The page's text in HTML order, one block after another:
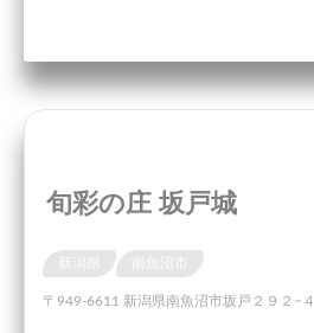
旬彩の庄 坂戸城
〒949-6611 新潟県南魚沼市坂戸２９２−４